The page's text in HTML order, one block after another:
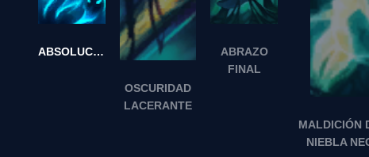
ABSOLUCIÓN
OSCURIDAD
LACERANTE
ABRAZO
FINAL
MALDICIÓN
NIEBLA